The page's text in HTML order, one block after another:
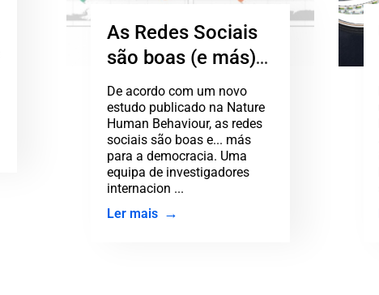
As Redes Sociais
são boas (e más)
para a democracia
De acordo com um novo
estudo publicado na Nature
Human Behaviour, as redes
sociais são boas e... más
para a democracia. Uma
equipa de investigadores
internacion ...
Ler mais